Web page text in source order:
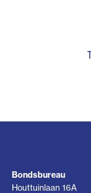
Bondsbureau
Houttuinlaan 16A